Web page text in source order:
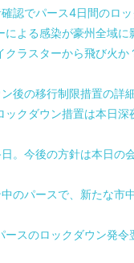
認でパース4日間のロッ
よる感染が豪州全域に
ラスターから飛び火か
後の移行制限措置の詳
クダウン措置は本日
。今後の方針は本日の
のパースで、新たな市
スのロックダウン発令